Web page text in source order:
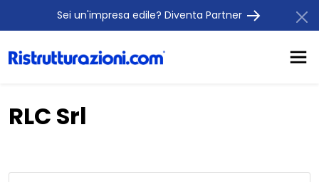
Sei un'impresa edile? Diventa Partner
RLC Srl